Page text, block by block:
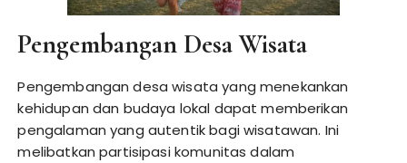
Pengembangan Desa Wisata
Pengembangan desa wisata yang menekankan
kehidupan dan budaya lokal dapat memberikan
pengalaman yang autentik bagi wisatawan. Ini
melibatkan partisipasi komunitas dalam